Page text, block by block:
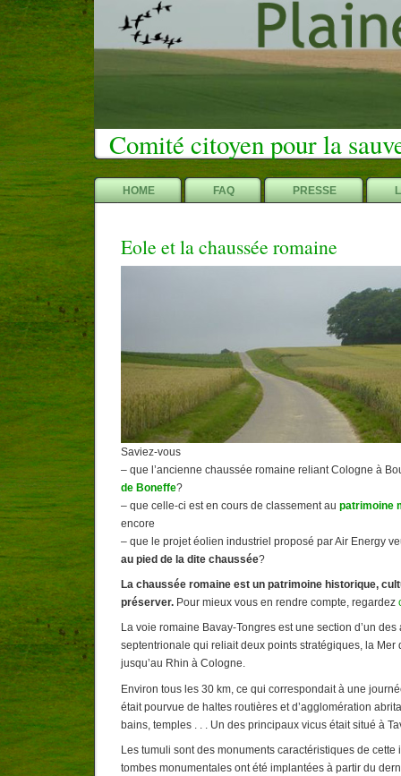
Comité citoyen pour la
HOME FAQ PRESSE
Eole et la chaussée romaine
Saviez-vous
– que l’ancienne chaussée romaine reliant Cologne à
de Boneffe?
– que celle-ci est en cours de classement au patrimoine
encore
– que le projet éolien industriel proposé par Air Energy
au pied de la dite chaussée?
La chaussée romaine est un patrimoine historique,
préserver. Pour mieux vous en rendre compte, regardez
La voie romaine Bavay-Tongres est une section d’un
septentrionale qui reliait deux points stratégiques, la
jusqu’au Rhin à Cologne.
Environ tous les 30 km, ce qui correspondait à une
était pourvue de haltes routières et d’agglomération
bains, temples . . . Un des principaux vicus était situé à
Les tumuli sont des monuments caractéristiques de cette
tombes monumentales ont été implantées à partir du